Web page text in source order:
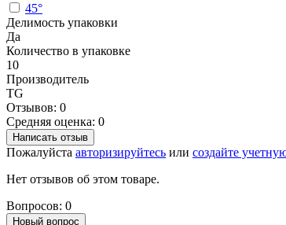
45°
Делимость упаковки
Да
Количество в упаковке
10
Производитель
TG
Отзывов: 0
Средняя оценка: 0
Написать отзыв
Пожалуйста авторизируйтесь или создайте
Нет отзывов об этом товаре.
Вопросов: 0
Новый вопрос